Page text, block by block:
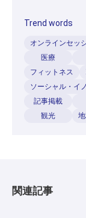
※ConnectXはBIPROGY株式
Trend words
オンラインセッ
医療
フィットネス
ソーシャル・イ
記事掲載
観光
関連記事